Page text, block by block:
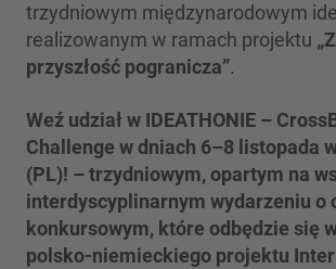
trzydniowym międzynarodowym
realizowanym w ramach projektu
przyszłość pogranicza”.
Weź udział w IDEATHONIE –
Challenge w dniach 6–8 listopada
(PL)! – trzydniowym, opartym na
interdyscyplinarnym wydarzeniu o
konkursowym, które odbędzie się
polsko-niemieckiego projektu